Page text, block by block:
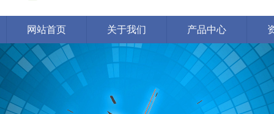
网站首页 关于我们 产品中心